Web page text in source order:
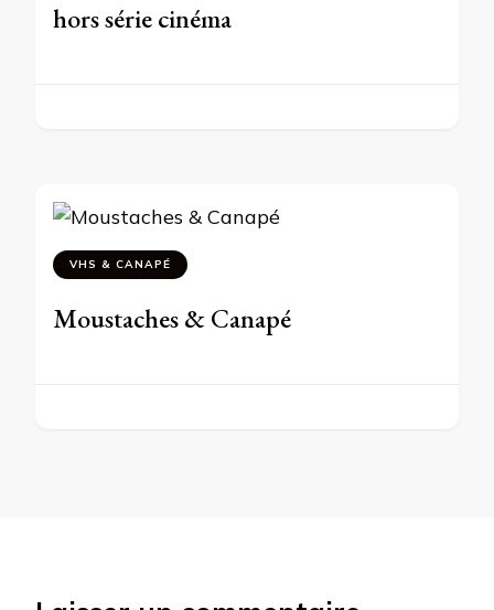
hors série cinéma
VHS & CANAPÉ
Moustaches & Canapé